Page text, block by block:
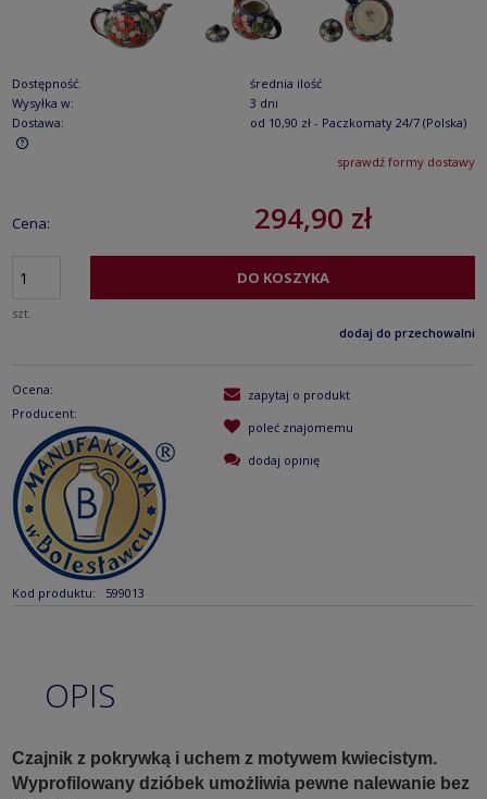
Dostępność:
średnia ilość
Wysyłka w:
3 dni
Dostawa:
od 10,90 zł - Paczkomaty 24/7 (Polska)
Cena nie zawiera ewentualnych kosztów płatnościsprawdź formy dostawy
Cena: 294,90 zł
szt.
DO KOSZYKA
dodaj do przechowalni
Ocena:
Producent:
Kod produktu: 599013
zapytaj o produkt
poleć znajomemu
dodaj opinię
OPIS
Czajnik z pokrywką i uchem z motywem kwiecistym.
Wyprofilowany dzióbek umożliwia pewne nalewanie bez